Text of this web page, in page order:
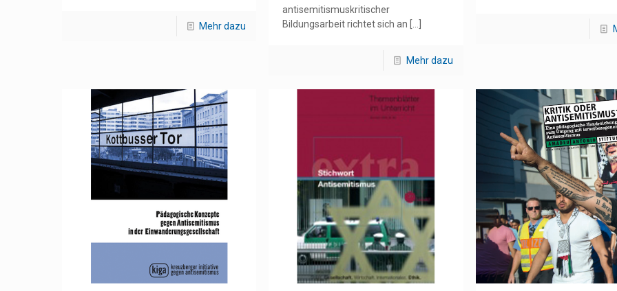
Mehr dazu
antisemitismuskritischer
Bildungsarbeit richtet sich an
Mehr dazu